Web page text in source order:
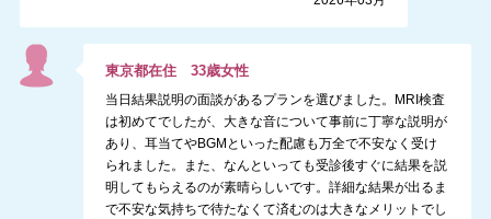
東京都在住33歳女性
当日結果説明の面談があるプランを選びました。MRI検査
は初めてでしたが、大きな音について事前に丁寧な説明が
あり、耳当てやBGMといった配慮も万全で不安なく受け
られました。また、なんといっても受診後すぐに結果を説
明してもらえるのが素晴らしいです。詳細な結果が出るま
で不安な気持ちで待たなくて済むのは大きなメリットでし